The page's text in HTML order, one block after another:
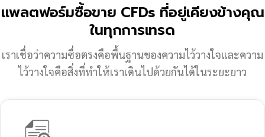
แพลตฟอร์มซื้อขาย CFDs ที่อยู่เคียงข้างคุณ
ในทุกการเทรด
เราเชื่อว่าความซื่อตรงคือพื้นฐานของความไว้วางใจและความ
ไว้วางใจคือสิ่งที่ทำให้เราเดินไปด้วยกันได้ในระยะยาว